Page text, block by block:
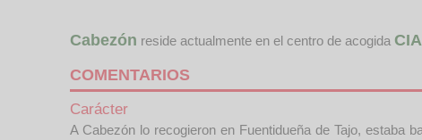
Cabezón reside actualmente en el centro de acogida
COMENTARIOS
Carácter
A Cabezón lo recogieron en Fuentidueña de Tajo, estaba